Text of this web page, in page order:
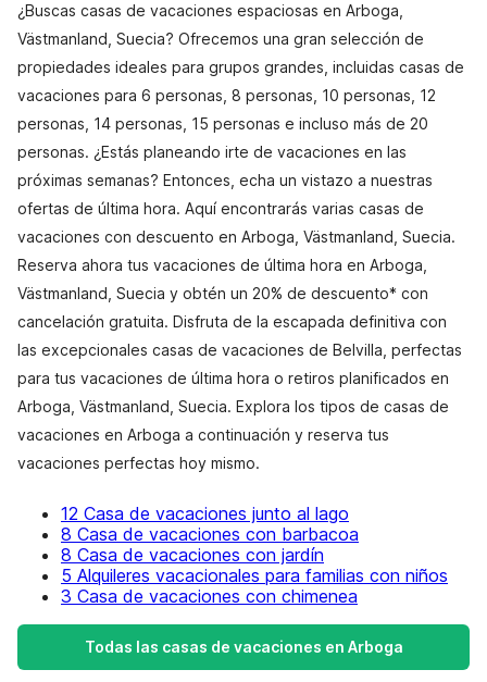
¿Buscas casas de vacaciones espaciosas en Arboga,
Västmanland, Suecia? Ofrecemos una gran selección de
propiedades ideales para grupos grandes, incluidas casas de
vacaciones para 6 personas, 8 personas, 10 personas, 12
personas, 14 personas, 15 personas e incluso más de 20
personas. ¿Estás planeando irte de vacaciones en las
próximas semanas? Entonces, echa un vistazo a nuestras
ofertas de última hora. Aquí encontrarás varias casas de
vacaciones con descuento en Arboga, Västmanland, Suecia.
Reserva ahora tus vacaciones de última hora en Arboga,
Västmanland, Suecia y obtén un 20% de descuento* con
cancelación gratuita. Disfruta de la escapada definitiva con
las excepcionales casas de vacaciones de Belvilla, perfectas
para tus vacaciones de última hora o retiros planificados en
Arboga, Västmanland, Suecia. Explora los tipos de casas de
vacaciones en Arboga a continuación y reserva tus
vacaciones perfectas hoy mismo.
12 Casa de vacaciones junto al lago
8 Casa de vacaciones con barbacoa
8 Casa de vacaciones con jardín
5 Alquileres vacacionales para familias con niños
3 Casa de vacaciones con chimenea
Todas las casas de vacaciones en Arboga